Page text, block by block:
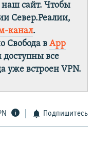
наш сайт. Чтобы
Север.Реалии,
канал.
Свобода в App
все
уже встроен VPN.
Подпишитесь